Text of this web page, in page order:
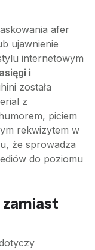
afer
ujawnienie
internetowym
i
została
z
piciem
rekwizytem w
że sprowadza
do poziomu
zamiast